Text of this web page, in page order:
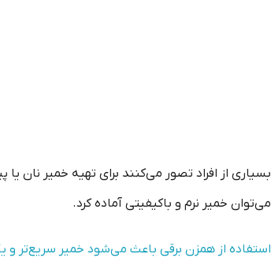
بسیاری از افراد تصور می‌کنند برای تهیه خمیر نان یا
می‌توان خمیر نرم و باکیفیتی آماده کرد.
استفاده از همزن برقی باعث می‌شود خمیر سریع‌تر و